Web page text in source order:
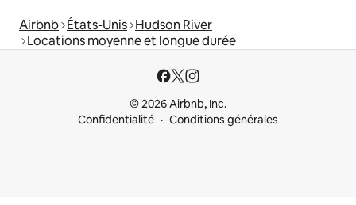
Airbnb États-Unis Hudson River
Locations moyenne et longue durée
© 2026 Airbnb, Inc.
Confidentialité
Conditions générales